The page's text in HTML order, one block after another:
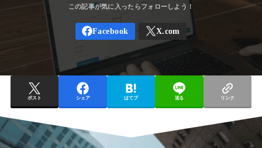
ポスト シェア はてブ 送る リンク